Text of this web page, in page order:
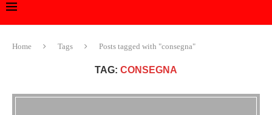
Home Tags Posts tagged with "consegna"
TAG: CONSEGNA